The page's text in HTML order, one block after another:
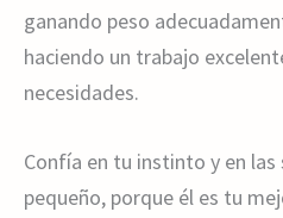
ganando peso
haciendo un trabajo
necesidades.
Confía en tu instinto y en
pequeño, porque él es tu